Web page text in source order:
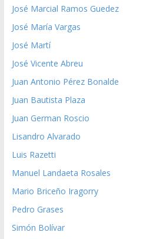
José Marcial Ramos Guedez
José María Vargas
José Martí
José Vicente Abreu
Juan Antonio Pérez Bonalde
Juan Bautista Plaza
Juan German Roscio
Lisandro Alvarado
Luis Razetti
Manuel Landaeta Rosales
Mario Briceño Iragorry
Pedro Grases
Simón Bolívar